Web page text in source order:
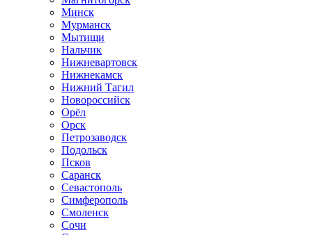
Минск
Мурманск
Мытищи
Нальчик
Нижневартовск
Нижнекамск
Нижний Тагил
Новороссийск
Орёл
Орск
Петрозаводск
Подольск
Псков
Саранск
Севастополь
Симферополь
Смоленск
Сочи